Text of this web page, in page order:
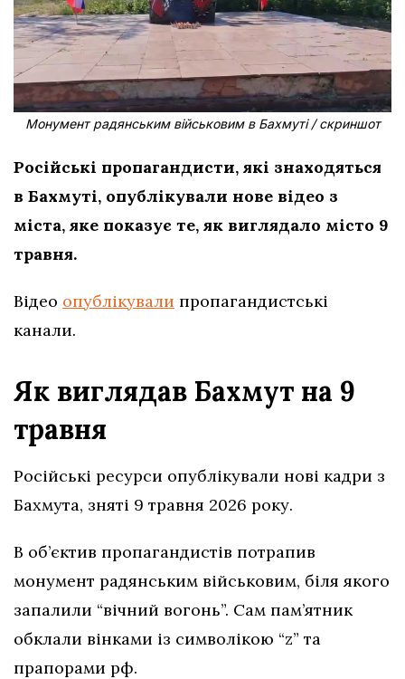
Монумент радянським військовим в Бахмуті / скриншот
Російські пропагандисти, які знаходяться
в Бахмуті, опублікували нове відео з
міста, яке показує те, як виглядало місто 9
травня.
Відео опублікували пропагандистські
канали.
Як виглядав Бахмут на 9
травня
Російські ресурси опублікували нові кадри з
Бахмута, зняті 9 травня 2026 року.
В об’єктив пропагандистів потрапив
монумент радянським військовим, біля якого
запалили “вічний вогонь”. Сам пам’ятник
обклали вінками із символікою “z” та
прапорами рф.